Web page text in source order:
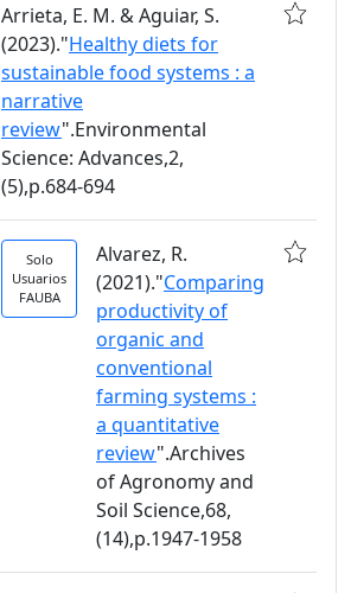
Arrieta, E. M. & Aguiar, S.
(2023)."Healthy diets for
sustainable food systems : a
narrative
review".Environmental
Science: Advances,2,
(5),p.684-694
Solo
Usuarios
FAUBA
Alvarez, R.
(2021)."Comparing
productivity of
organic and
conventional
farming systems :
a quantitative
review".Archives
of Agronomy and
Soil Science,68,
(14),p.1947-1958